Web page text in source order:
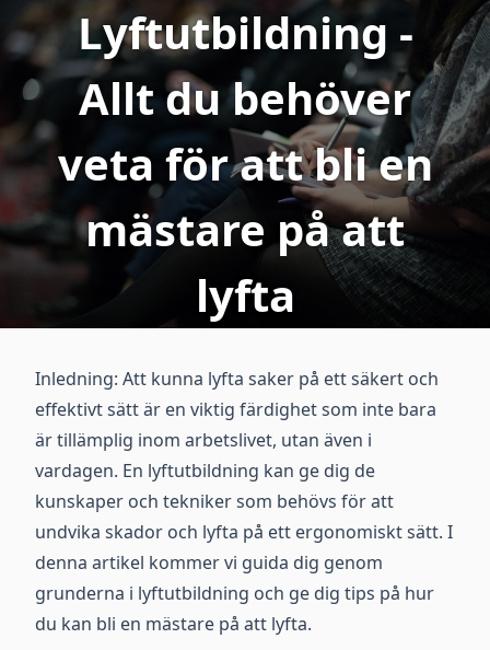
Lyftutbildning -
Allt du behöver
veta för att bli en
mästare på att
lyfta
Inledning: Att kunna lyfta saker på ett säkert och
effektivt sätt är en viktig färdighet som inte bara
är tillämplig inom arbetslivet, utan även i
vardagen. En lyftutbildning kan ge dig de
kunskaper och tekniker som behövs för att
undvika skador och lyfta på ett ergonomiskt sätt. I
denna artikel kommer vi guida dig genom
grunderna i lyftutbildning och ge dig tips på hur
du kan bli en mästare på att lyfta.